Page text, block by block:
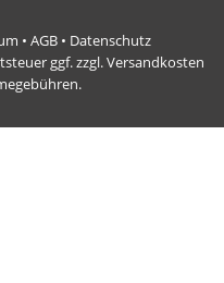
• AGB • Datenschutz
ggf. zzgl. Versandkosten